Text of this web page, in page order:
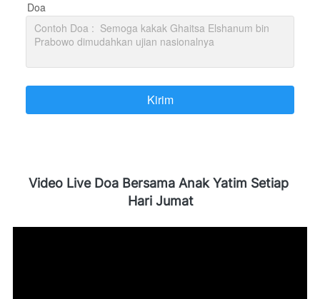
Doa
`Kirim
Video Live Doa Bersama Anak Yatim Setiap
Hari Jumat